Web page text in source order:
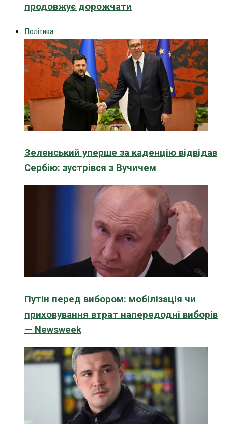
продовжує дорожчати
Політика
Зеленський уперше за каденцію відвідав
Сербію: зустрівся з Вучичем
Путін перед вибором: мобілізація чи
приховування втрат напередодні виборів
— Newsweek